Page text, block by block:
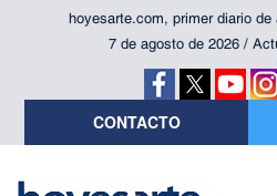
hoyesarte.com, primer diario
7 de agosto de 2026 /
CONTACTO